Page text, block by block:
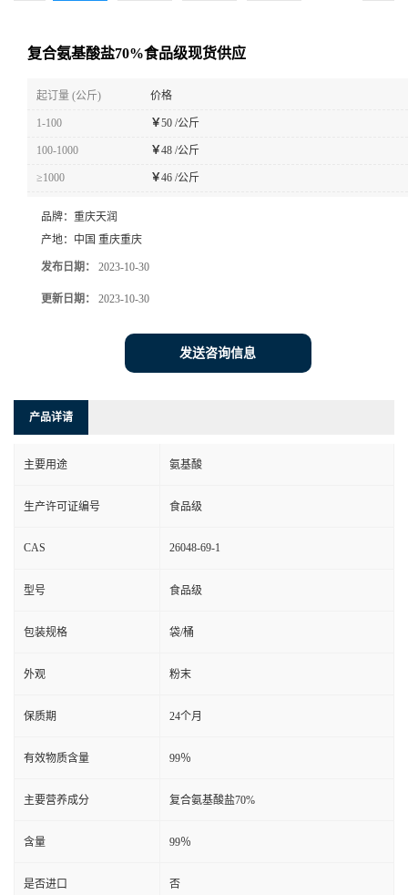
复合氨基酸盐70%食品级现货供应
起订量 (公斤) 价格
1-100 ￥50 /公斤
100-1000 ￥48 /公斤
≥1000 ￥46 /公斤
品牌： 重庆天润
产地： 中国 重庆重庆
发布日期： 2023-10-30
更新日期： 2023-10-30
发送咨询信息
产品详请
主要用途 氨基酸
生产许可证编号 食品级
CAS 26048-69-1
型号 食品级
包装规格 袋/桶
外观 粉末
保质期 24个月
有效物质含量 99％
主要营养成分 复合氨基酸盐70%
含量 99％
是否进口 否